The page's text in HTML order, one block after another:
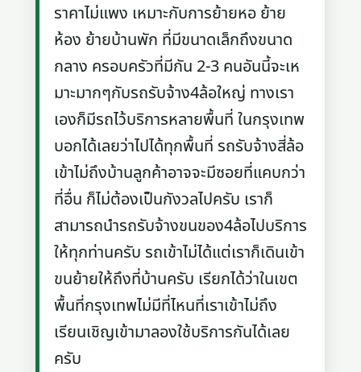
ราคาไม่แพง เหมาะกับการย้ายหอ ย้าย
ห้อง ย้ายบ้านพัก ที่มีขนาดเล็กถึงขนาด
กลาง ครอบครัวที่มีกัน 2-3 คนอันนี้จะเห
มาะมากๆกับรถรับจ้าง4ล้อใหญ่ ทางเรา
เองก็มีรถไว้บริการหลายพื้นที่ ในกรุงเทพ
บอกได้เลยว่าไปได้ทุกพื้นที่ รถรับจ้างสี่ล้อ
เข้าไม่ถึงบ้านลูกค้าอาจจะมีซอยที่แคบกว่า
ที่อื่น ก็ไม่ต้องเป็นกังวลไปครับ เราก็
สามารถนำรถรับจ้างขนของ4ล้อไปบริการ
ให้ทุกท่านครับ รถเข้าไม่ได้แต่เราก็เดินเข้า
ขนย้ายให้ถึงที่บ้านครับ เรียกได้ว่าในเขต
พื้นที่กรุงเทพไม่มีที่ไหนที่เราเข้าไม่ถึง
เรียนเชิญเข้ามาลองใช้บริการกันได้เลย
ครับ